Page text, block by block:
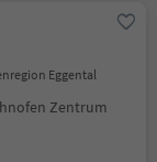
Eggental
Zentrum